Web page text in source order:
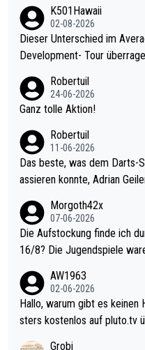
K501Hawaii
02-08-2026
Dieser Unterschied im Average ist
Development- Tour
mal 40+ erst recht. Da gewinnst keinen Blumentopf - ist ja noc
h krasser wie ein Pokalspiel eines Kreisligisten vs einem Bund
Robertuil
24-06-2026
Ganz tolle Aktion!
Robertuil
11-06-2026
Das beste, was dem Darts-
assieren konnte, Adrian
Morgoth42x
07-06-2026
Die Aufstockung finde ich
16/8? Die Jugendspiele waren letztes Jahr durchaus sehr kurz
Allerdings ist Mitchell Lawrie als Nummer 1 der Welt eh qualifi
ziert. Somit ändert die
sters erstmal nichts. Ich denke sie wollen damit für nächstes J
AW1963
02-06-2026
Hallo, warum gibt es keinen Hinweis, dass die Nordic Darts Ma
sters kostenlos auf pluto.tv
Grobi